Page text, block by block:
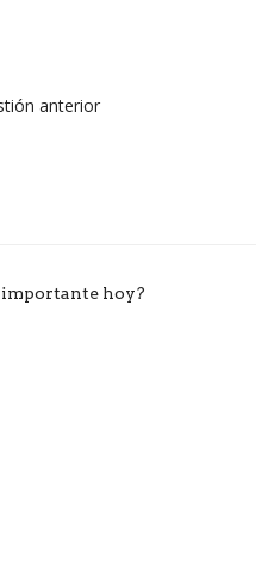
anterior
importante hoy?